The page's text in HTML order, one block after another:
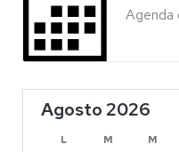
Agenda
Agosto 2026
L M M